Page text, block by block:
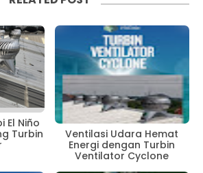
El Niño
Turbin
Ventilasi Udara Hemat
Energi dengan Turbin
Ventilator Cyclone